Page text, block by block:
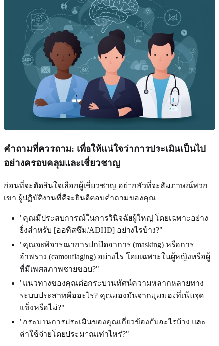
คำถามที่ควรถาม: เพื่อให้แน่ใจว่าการประเมินเป็นไป
อย่างครอบคลุมและเชี่ยวชาญ
ก่อนที่จะตัดสินใจเลือกผู้เชี่ยวชาญ อย่ากลัวที่จะสัมภาษณ์พวก
เขา ผู้ปฏิบัติงานที่ดีจะยินดีตอบคำถามของคุณ
"คุณมีประสบการณ์ในการวินิจฉัยผู้ใหญ่ โดยเฉพาะอย่าง
ยิ่งสำหรับ [ออทิสซึม/ADHD] อย่างไรบ้าง?"
"คุณจะพิจารณาการปกปิดอาการ (masking) หรือการ
อำพราง (camouflaging) อย่างไร โดยเฉพาะในผู้หญิงหรือผู้
ที่มีเพศสภาพชายขอบ?"
"แนวทางของคุณต่อกระบวนทัศน์ความหลากหลายทาง
ระบบประสาทคืออะไร? คุณมองมันจากมุมมองที่เน้นจุด
แข็งหรือไม่?"
"กระบวนการประเมินของคุณเกี่ยวข้องกับอะไรบ้าง และ
ค่าใช้จ่ายโดยประมาณเท่าไหร่?"